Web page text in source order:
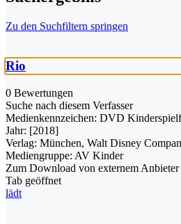
Zu den Suchfiltern springen
Rio
0 Bewertungen
Suche nach diesem Verfasser
Medienkennzeichen: DVD
Jahr: [2018]
Verlag: München, Walt Disney
Mediengruppe: AV Kinder
Zum Download von externem
Tab geöffnet
lädt